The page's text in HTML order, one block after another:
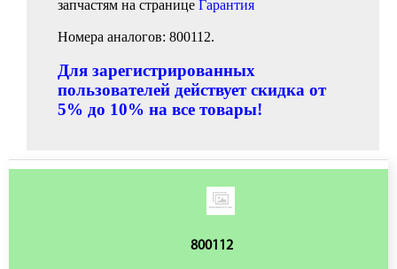
запчастям на странице Гарантия
Номера аналогов: 800112.
Для зарегистрированных
пользователей действует скидка от
5% до 10% на все товары!
800112